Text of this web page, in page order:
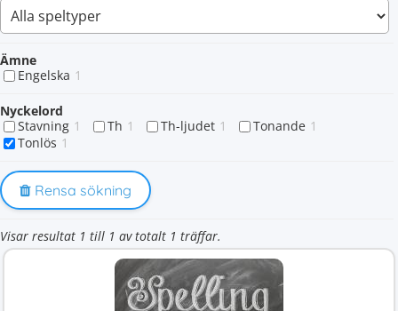
Ämne
Engelska 1
Nyckelord
Stavning 1 Th 1 Th-ljudet 1 Tonande 1
Tonlös 1
Rensa sökning
Visar resultat 1 till 1 av totalt 1 träffar.